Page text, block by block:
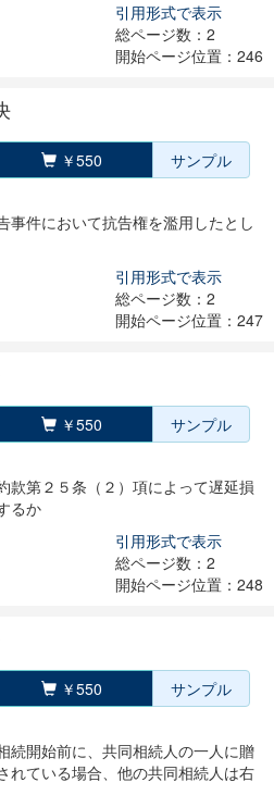
引用形式で表示
総ページ数：2
開始ページ位置：246
￥550 サンプル
事件において抗告権を濫用したとし
引用形式で表示
総ページ数：2
開始ページ位置：247
￥550 サンプル
款第２５条（２）項によって遅延損
るか
引用形式で表示
総ページ数：2
開始ページ位置：248
￥550 サンプル
続開始前に、共同相続人の一人に贈
れている場合、他の共同相続人は右